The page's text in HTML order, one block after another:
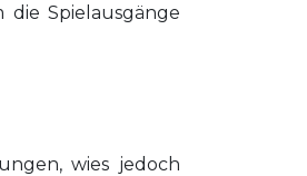
Spielausgänge
wies jedoch